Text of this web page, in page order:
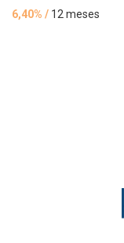
6,40% / 12 meses